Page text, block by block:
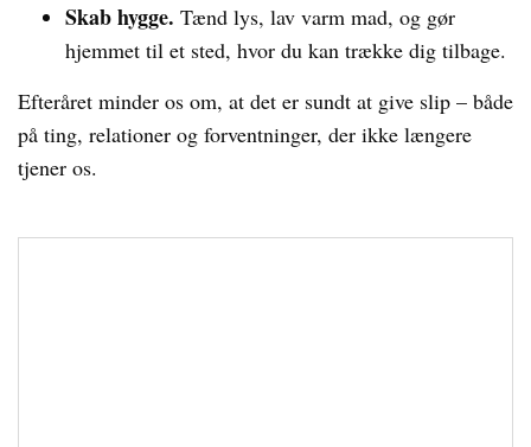
Skab hygge. Tænd lys, lav varm mad, og gør
hjemmet til et sted, hvor du kan trække dig tilbage.
Efteråret minder os om, at det er sundt at give slip – både
på ting, relationer og forventninger, der ikke længere
tjener os.